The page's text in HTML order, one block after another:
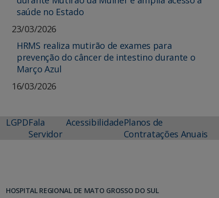
saúde no Estado
23/03/2026
HRMS realiza mutirão de exames para
prevenção do câncer de intestino durante o
Março Azul
16/03/2026
LGPDFala
Servidor
AcessibilidadePlanos de
Contratações Anuais
HOSPITAL REGIONAL DE MATO GROSSO DO SUL